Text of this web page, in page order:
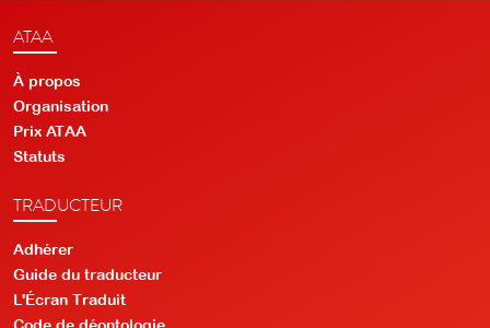
ATAA
À propos
Organisation
Prix ATAA
Statuts
TRADUCTEUR
Adhérer
Guide du traducteur
L'Écran Traduit
Code de déontologie